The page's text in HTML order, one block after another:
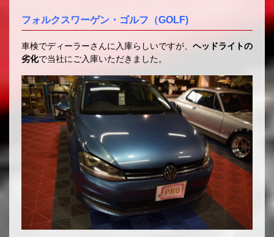
フォルクスワーゲン・ゴルフ（GOLF)
車検でディーラーさんに入庫らしいですが、 ヘッドライトの
劣化で当社にご入庫いただきました。